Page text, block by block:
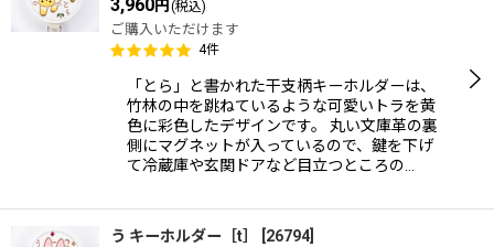
3,960円(税込)
ご購入いただけます
4件
「とら」と書かれた干支柄キーホルダーは、
竹林の中を跳ねているような可愛いトラを黄
色に彩色したデザインです。 丸い文庫革の裏
側にマグネットが入っているので、鍵を下げ
て冷蔵庫や玄関ドアなど目立つところの…
う キーホルダー［t］ 26794